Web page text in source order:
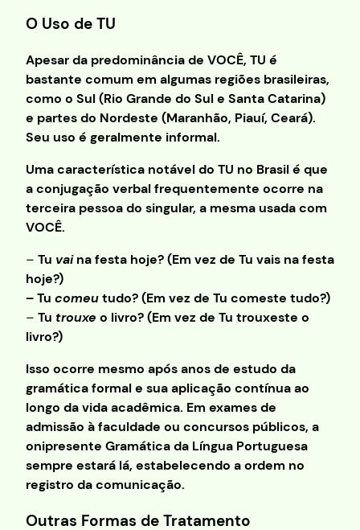
O Uso de TU
Apesar da predominância de VOCÊ, TU é
bastante comum em algumas regiões brasileiras,
como o Sul (Rio Grande do Sul e Santa Catarina)
e partes do Nordeste (Maranhão, Piauí, Ceará).
Seu uso é geralmente informal.
Uma característica notável do TU no Brasil é que
a conjugação verbal frequentemente ocorre na
terceira pessoa do singular, a mesma usada com
VOCÊ.
– Tu vaina festa hoje? (Em vez de Tu vais na festa
hoje?)
– Tu comeutudo? (Em vez de Tu comeste tudo?)
– Tu trouxe o livro? (Em vez de Tu trouxeste o
livro?)
Isso ocorre mesmo após anos de estudo da
gramática formal e sua aplicação contínua ao
longo da vida acadêmica. Em exames de
admissão à faculdade ou concursos públicos, a
onipresente Gramática da Língua Portuguesa
sempre estará lá, estabelecendo a ordem no
registro da comunicação.
Outras Formas de Tratamento